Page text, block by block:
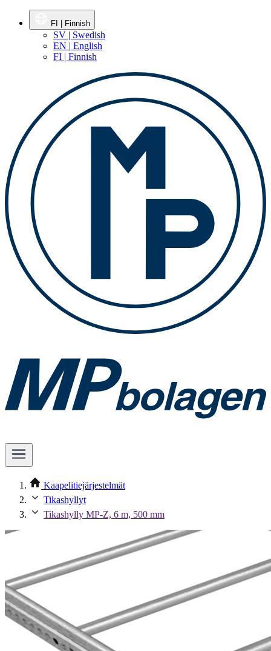
FI | Finnish
SV | Swedish
EN | English
FI | Finnish
Kaapelitiejärjestelmät
Tikashyllyt
Tikashylly MP-Z, 6 m, 500 mm